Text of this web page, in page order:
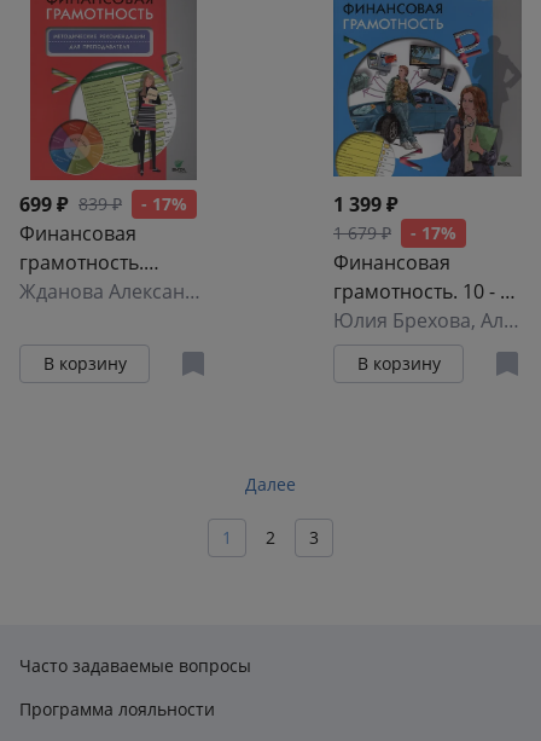
699 ₽ 839 ₽ - 17%
Финансовая
грамотность.
Методические
преподавателя
Жданова Александра Олеговна
В корзину
1 399 ₽
1 679 ₽ - 17%
Финансовая
грамотность. 10 - 11
класс. Материалы
для обучающихся.
Базовый уровень
Юлия Брехова, Александр Алмосов
В корзину
1 2 3
Далее
Часто задаваемые вопросы
Программа лояльности